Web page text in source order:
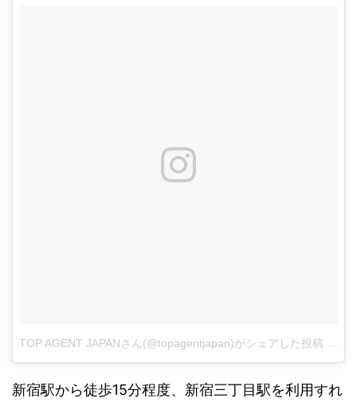
TOP AGENT JAPANさん(@topagentjapan)がシェアした投稿
新宿駅から徒歩15分程度、新宿三丁目駅を利用すれ